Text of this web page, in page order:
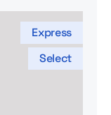
Express
Select